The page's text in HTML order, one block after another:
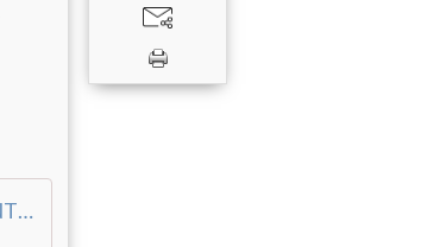
Podcasts / CONTES - Site de contesdujouretdelanuit !